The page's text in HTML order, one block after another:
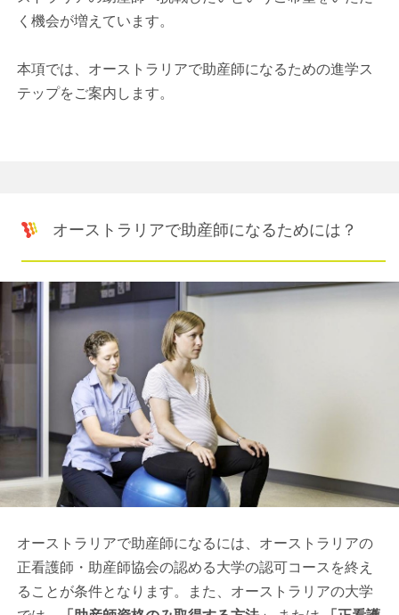
く機会が増えています。
本項では、オーストラリアで助産師になるための進学ス
テップをご案内します。
オーストラリアで助産師になるためには？
オーストラリアで助産師になるには、オーストラリアの
正看護師・助産師協会の認める大学の認可コースを終え
ることが条件となります。また、オーストラリアの大学